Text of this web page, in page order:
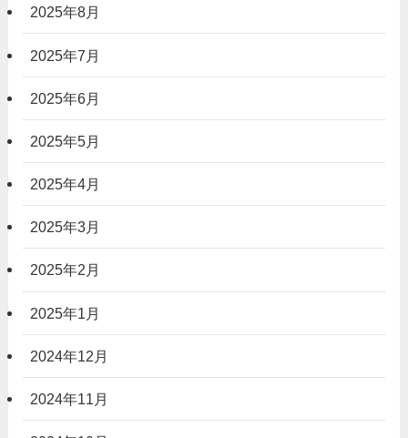
2025年8月
2025年7月
2025年6月
2025年5月
2025年4月
2025年3月
2025年2月
2025年1月
2024年12月
2024年11月